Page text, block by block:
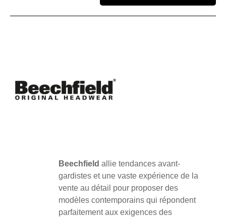
Beechfield allie tendances avant-
gardistes et une vaste expérience de la
vente au détail pour proposer des
modèles contemporains qui répondent
parfaitement aux exigences des